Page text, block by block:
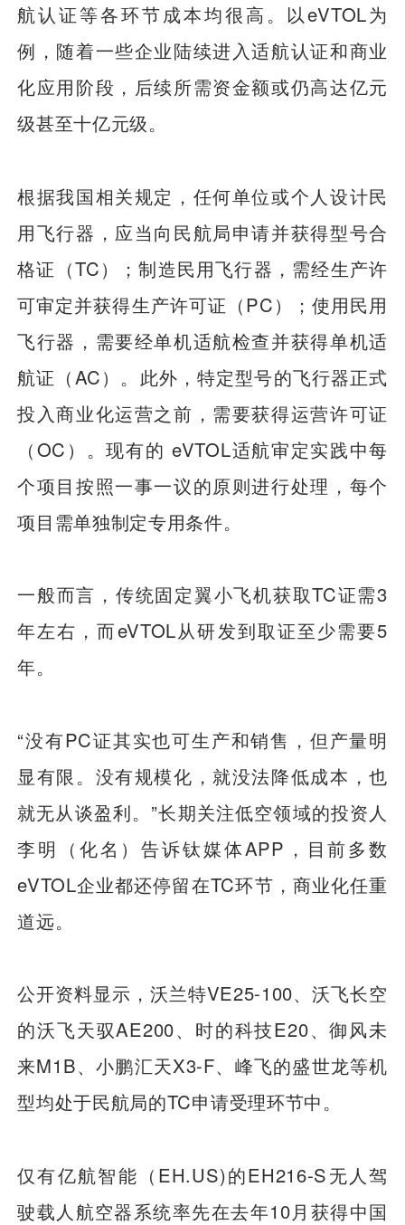
航认证等各环节成本均很高。以eVTOL为
例，随着一些企业陆续进入适航认证和商业
化应用阶段，后续所需资金额或仍高达亿元
级甚至十亿元级。
根据我国相关规定，任何单位或个人设计民
用飞行器，应当向民航局申请并获得型号合
格证（TC）；制造民用飞行器，需经生产许
可审定并获得生产许可证（PC）；使用民用
飞行器，需要经单机适航检查并获得单机适
航证（AC）。此外，特定型号的飞行器正式
投入商业化运营之前，需要获得运营许可证
（OC）。现有的 eVTOL适航审定实践中每
个项目按照一事一议的原则进行处理，每个
项目需单独制定专用条件。
一般而言，传统固定翼小飞机获取TC证需3
年左右，而eVTOL从研发到取证至少需要5
年。
“没有PC证其实也可生产和销售，但产量明
显有限。没有规模化，就没法降低成本，也
就无从谈盈利。”长期关注低空领域的投资人
李明（化名）告诉钛媒体APP，目前多数
eVTOL企业都还停留在TC环节，商业化任重
道远。
公开资料显示，沃兰特VE25-100、沃飞长空
的沃飞天驭AE200、时的科技E20、御风未
来M1B、小鹏汇天X3-F、峰飞的盛世龙等机
型均处于民航局的TC申请受理环节中。
仅有亿航智能（EH.US)的EH216-S无人驾
驶载人航空器系统率先在去年10月获得中国